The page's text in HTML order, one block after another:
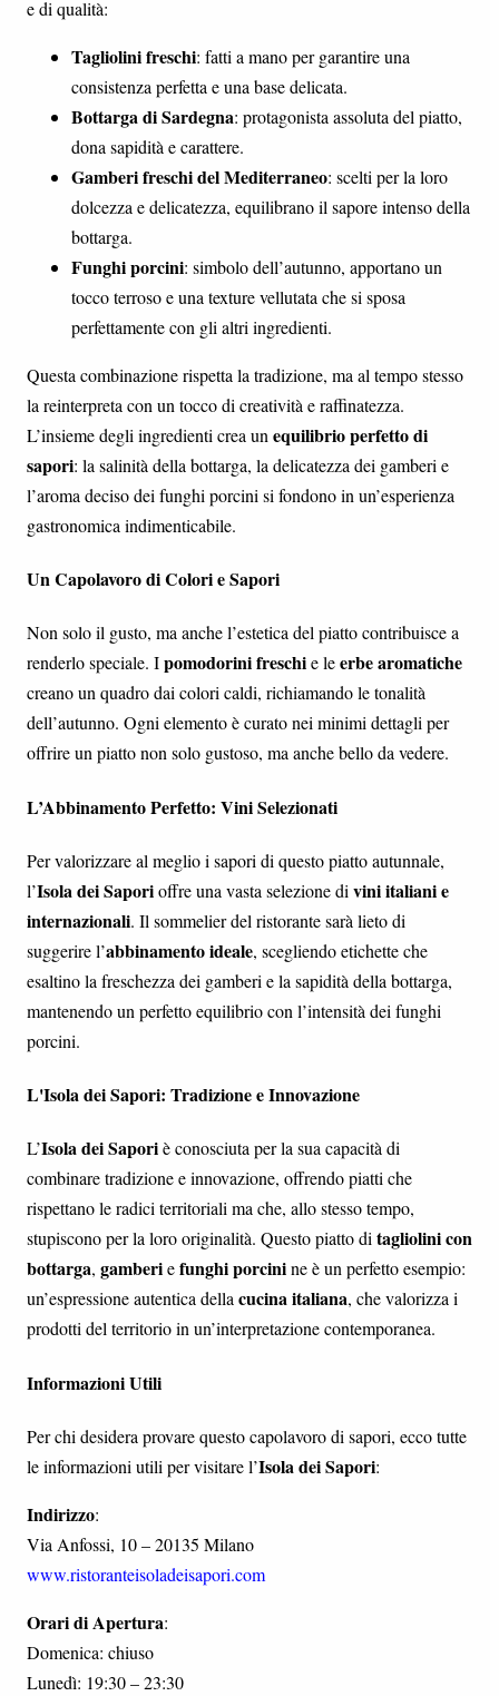
e di qualità:
Tagliolini freschi: fatti a mano per garantire una
consistenza perfetta e una base delicata.
Bottarga di Sardegna: protagonista assoluta del piatto,
dona sapidità e carattere.
Gamberi freschi del Mediterraneo: scelti per la loro
dolcezza e delicatezza, equilibrano il sapore intenso della
bottarga.
Funghi porcini: simbolo dell’autunno, apportano un
tocco terroso e una texture vellutata che si sposa
perfettamente con gli altri ingredienti.
Questa combinazione rispetta la tradizione, ma al tempo stesso
la reinterpreta con un tocco di creatività e raffinatezza.
L’insieme degli ingredienti crea un equilibrio perfetto di
sapori: la salinità della bottarga, la delicatezza dei gamberi e
l’aroma deciso dei funghi porcini si fondono in un’esperienza
gastronomica indimenticabile.
Un Capolavoro di Colori e Sapori
Non solo il gusto, ma anche l’estetica del piatto contribuisce a
renderlo speciale. Ipomodorini freschie leerbe aromatiche
creano un quadro dai colori caldi, richiamando le tonalità
dell’autunno. Ogni elemento è curato nei minimi dettagli per
offrire un piatto non solo gustoso, ma anche bello da vedere.
L’Abbinamento Perfetto: Vini Selezionati
Per valorizzare al meglio i sapori di questo piatto autunnale,
l’Isola dei Saporioffre una vasta selezione di vini italiani e
internazionali. Il sommelier del ristorante sarà lieto di
suggerire l’abbinamento ideale, scegliendo etichette che
esaltino la freschezza dei gamberi e la sapidità della bottarga,
mantenendo un perfetto equilibrio con l’intensità dei funghi
porcini.
L'Isola dei Sapori: Tradizione e Innovazione
L’Isola dei Saporiè conosciuta per la sua capacità di
combinare tradizione e innovazione, offrendo piatti che
rispettano le radici territoriali ma che, allo stesso tempo,
stupiscono per la loro originalità. Questo piatto ditagliolini con
bottarga, gamberiefunghi porcinine è un perfetto esempio:
un’espressione autentica dellacucina italiana, che valorizza i
prodotti del territorio in un’interpretazione contemporanea.
Informazioni Utili
Per chi desidera provare questo capolavoro di sapori, ecco tutte
le informazioni utili per visitare l’Isola dei Sapori:
Indirizzo:
Via Anfossi, 10 – 20135 Milano
www.ristoranteisoladeisapori.com
Orari di Apertura:
Domenica: chiuso
Lunedì: 19:30 – 23:30